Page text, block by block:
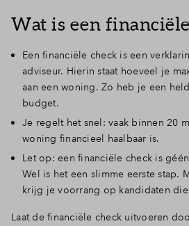
Wat is een
Een financiële check is een
adviseur. Hierin staat hoeveel je
aan een woning. Zo heb je een
budget.
Je regelt het snel: vaak binnen 20
woning financieel haalbaar is.
Let op: een financiële check is
Wel is het een slimme eerste stap.
krijg je voorrang op kandidaten
Laat de financiële check uitvoeren